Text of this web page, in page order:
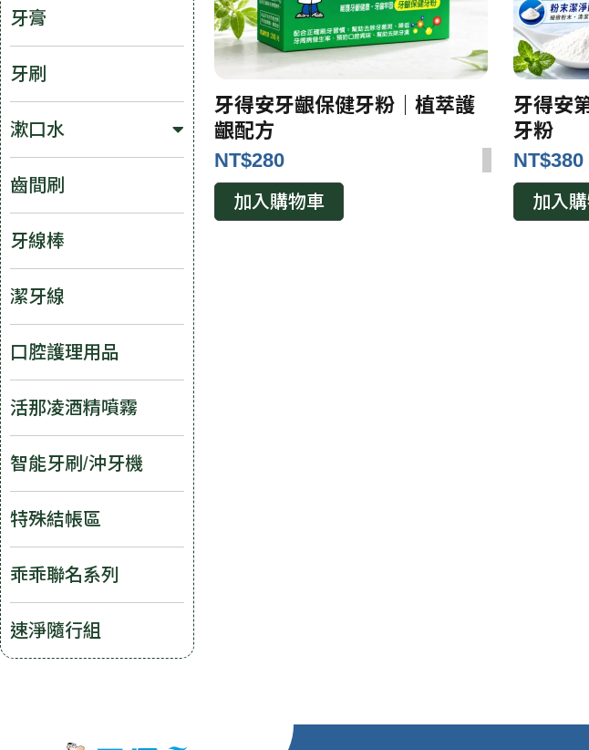
牙膏
牙刷
漱口水
齒間刷
牙線棒
潔牙線
口腔護理用品
活那凌酒精噴霧
智能牙刷/沖牙機
特殊結帳區
乖乖聯名系列
速淨隨行組
牙得安牙齦保健牙粉｜植萃護
齦配方
NT$280
加入購物車
牙得安
牙粉
NT$380
加入